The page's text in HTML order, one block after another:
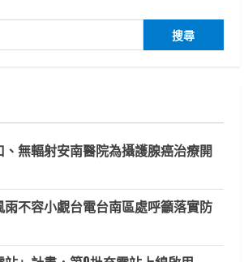
、無輻射安南醫院為攝護腺癌治療開
雨不容小覷台電台南區處呼籲落實防